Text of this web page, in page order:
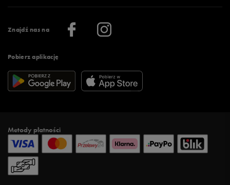
Znajdź nas na
Pobierz aplikację
Regulamin aplikacji 50 style
Więcej regulaminów >
Praca
Informacje o firmie
Metody płatności